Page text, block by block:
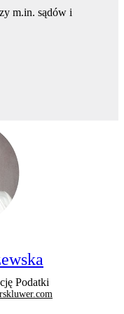
m.in. sądów i
Podatki